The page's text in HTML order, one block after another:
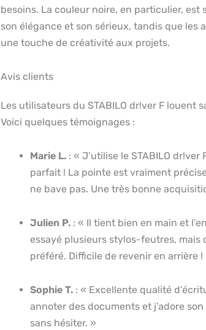
besoins. La couleur noire, en particulier,
son élégance et son sérieux, tandis que les
une touche de créativité aux projets.
Avis clients
Les utilisateurs du STABILO dr!ver F louent
Voici quelques témoignages :
Marie L. : « J’utilise le STABILO
parfait ! La pointe est vraiment
ne bave pas. Une très bonne
Julien P. : « Il tient bien en main et
essayé plusieurs stylos-feutres, mais
préféré. Difficile de revenir en arrière !
Sophie T. : « Excellente qualité
annoter des documents et j’adore
sans hésiter. »